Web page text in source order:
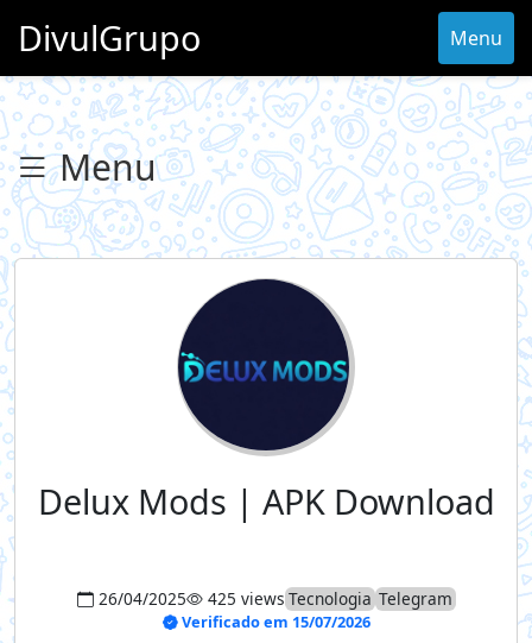
DivulGrupo Menu
Menu
Delux Mods | APK Download
26/04/2025 425 views Tecnologia Telegram
Verificado em 15/07/2026